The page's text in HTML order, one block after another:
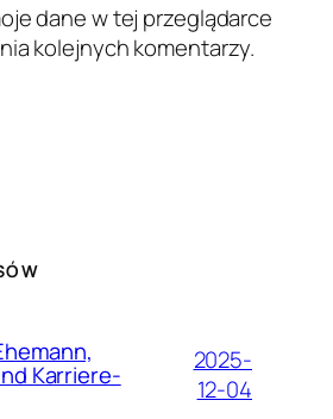
dane w tej przeglądarce
kolejnych komentarzy.
Karriere-
2025-
12-04